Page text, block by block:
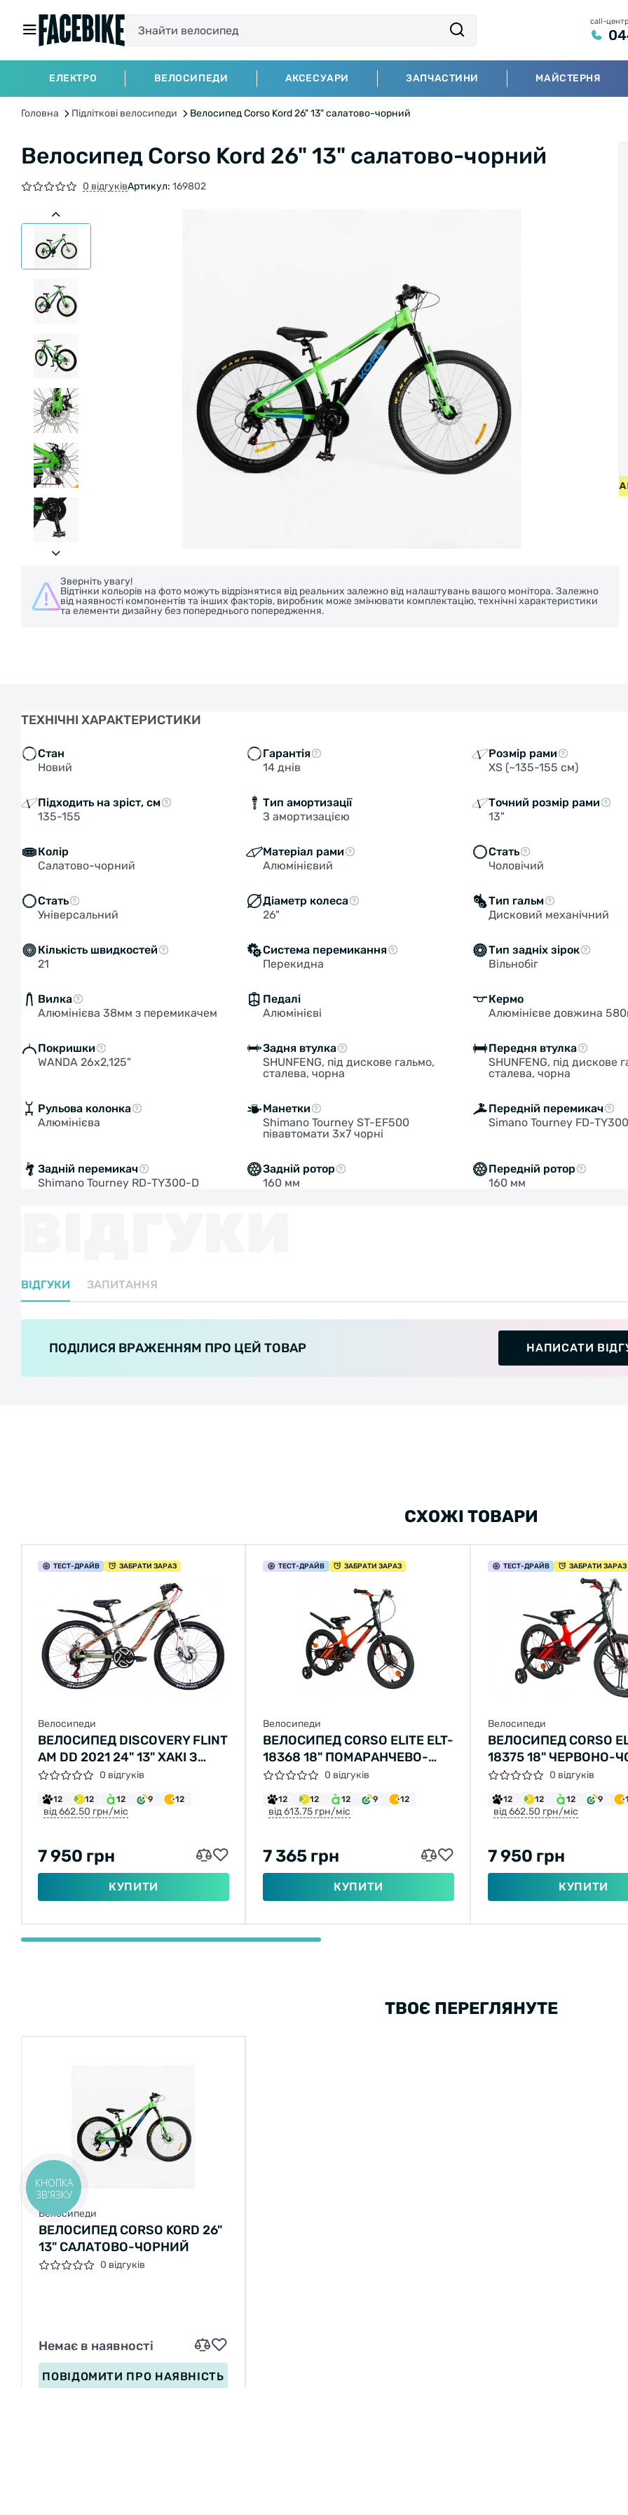
call-центр
ЕЛЕКТРО ВЕЛОСИПЕДИ АКСЕСУАРИ ЗАПЧАСТИНИ МАЙСТЕРНЯ
Головна Підліткові велосипеди Велоcипед Corso Kord 26" 13" салатово-чорний
Велоcипед Corso Kord 26" 13" салатово-чорний
0 відгуківАртикул: 169802
Зверніть увагу!
Відтінки кольорів на фото можуть відрізнятися від реальних залежно від налаштувань вашого монітора. Залежно
від наявності компонентів та інших факторів, виробник може змінювати комплектацію, технічні характеристики
та елементи дизайну без попереднього попередження.
БЕЗКОШТОВНА ДОСТАВКА НА
ТЕХНІЧНІ ХАРАКТЕРИСТИКИ
Стан
Новий
Гарантія
14 днів
Розмір рами
XS (~135-155 см)
Підходить на зріст, см
135-155
Тип амортизації
З амортизацією
Точний розмір рами
13"
Колір
Салатово-чорний
Матеріал рами
Алюмінієвий
Стать
Чоловічий
Стать
Універсальний
Діаметр колеса
26"
Тип гальм
Дисковий механічний
Кількість швидкостей
21
Система перемикання
Перекидна
Тип задніх зірок
Вільнобіг
Вилка
Алюмінієва 38мм з перемикачем
Педалі
Алюмінієві
Кермо
Алюмінієве довжина
Покришки
WANDA 26х2,125"
Задня втулка
SHUNFENG, під дискове гальмо,
сталева, чорна
Передня втулка
SHUNFENG, під дискове
сталева, чорна
Рульова колонка
Алюмінієва
Манетки
Shimano Tourney ST-EF500
півавтомати 3х7 чорні
Передній перемикач
Simano Tourney FD-TY300
Задній перемикач
Shimano Tourney RD-TY300-D
Задній ротор
160 мм
Передній ротор
160 мм
ВІДГУКИ ЗАПИТАННЯ
ПОДІЛИСЯ ВРАЖЕННЯМ ПРО ЦЕЙ ТОВАР НАПИСАТИ
СХОЖІ ТОВАРИ
ТЕСТ-ДРАЙВ ЗАБРАТИ ЗАРАЗ
Велосипеди
ВЕЛОСИПЕД DISCOVERY FLINT
AM DD 2021 24" 13" ХАКІ З
ЧЕРВОНИМ0 відгуків
12 12 12 9 12
від 662.50 грн/міс
7 950 грн
КУПИТИ
ТЕСТ-ДРАЙВ ЗАБРАТИ ЗАРАЗ
Велосипеди
ВЕЛОСИПЕД CORSO ELITE ELT-
18368 18" ПОМАРАНЧЕВО-
ЧОРНИЙ
0 відгуків
12 12 12 9 12
від 613.75 грн/міс
7 365 грн
КУПИТИ
ТЕСТ-ДРАЙВ ЗАБРАТИ ЗАРАЗ
Велосипеди
ВЕЛОСИПЕД CORSO
18375 18" ЧЕРВОНО-
0 відгуків
12 12 12 9
від 662.50 грн/міс
7 950 грн
КУПИТИ
ТВОЄ ПЕРЕГЛЯНУТЕ
Велосипеди
ВЕЛОCИПЕД CORSO KORD 26"
13" САЛАТОВО-ЧОРНИЙ
0 відгуків
Немає в наявності
ПОВІДОМИТИ ПРО НАЯВНІСТЬ
КНОПКА
ЗВ'ЯЗКУ